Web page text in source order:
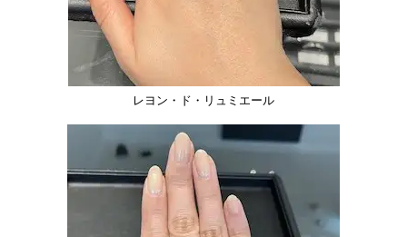
レヨン・ド・リュミエール